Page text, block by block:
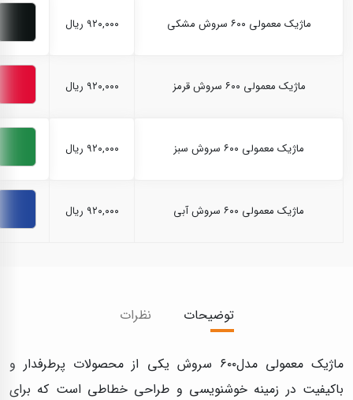
ماژیک معمولی ۶۰۰ سروش مشکی ۹۲۰,۰۰۰ ریال
ماژیک معمولی ۶۰۰ سروش قرمز ۹۲۰,۰۰۰ ریال
ماژیک معمولی ۶۰۰ سروش سبز ۹۲۰,۰۰۰ ریال
ماژیک معمولی ۶۰۰ سروش آبی ۹۲۰,۰۰۰ ریال
توضیحات نظرات
ماژیک معمولی مدل‌۶۰۰ سروش یکی از محصولات پرطرفدار و
باکیفیت در زمینه خوشنویسی و طراحی خطاطی است که برای